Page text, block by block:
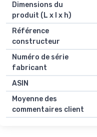
Dimensions du
produit (L x l x h)
Référence
constructeur
Numéro de série
fabricant
ASIN
Moyenne des
commentaires client